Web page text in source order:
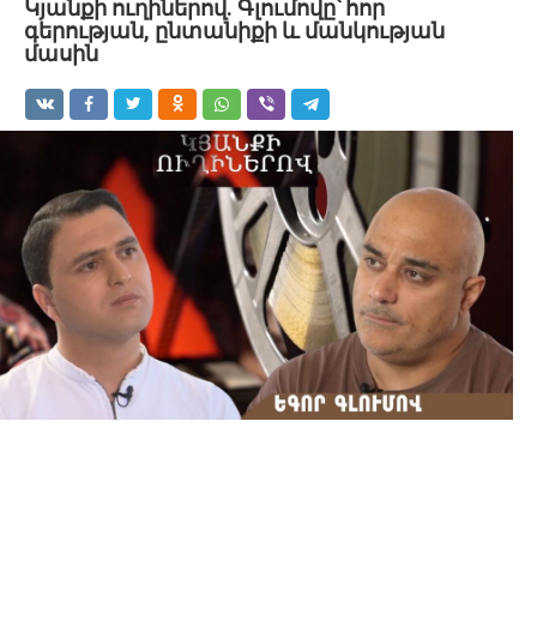
Կյանքի ուղիներով. Գլումովը՝ հոր
գերության, ընտանիքի և մանկության
մասին